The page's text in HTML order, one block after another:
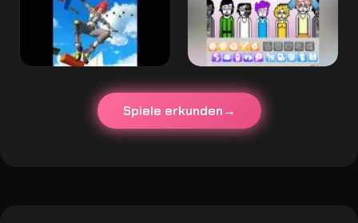
Spiele erkunden